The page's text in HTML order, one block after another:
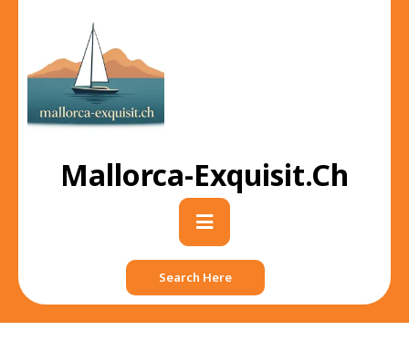
Mallorca-Exquisit.ch
Primary
Menu
Search Here